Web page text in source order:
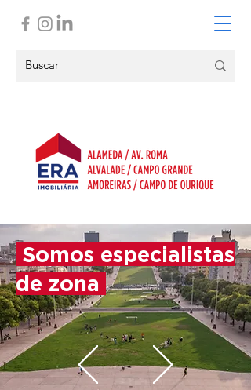
Somos especialistas
de zona